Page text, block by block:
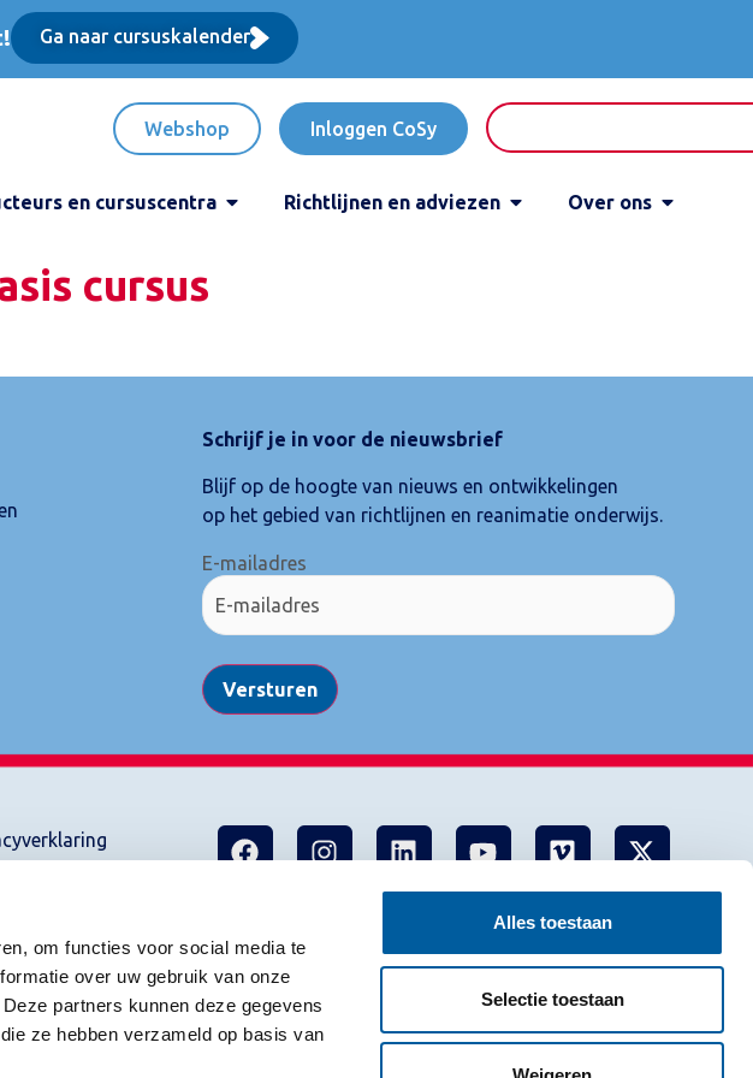
om functies voor social media te
over uw gebruik van onze
partners kunnen deze gegevens
ze hebben verzameld op basis van
Alles toestaan
Selectie toestaan
Ga naar cursuskalender
Webshop Inloggen CoSy
en cursuscentra Richtlijnen en adviezen Over ons
cursus
Schrijf je in voor de nieuwsbrief
Blijf op de hoogte van nieuws en ontwikkelingen
op het gebied van richtlijnen en reanimatie onderwijs.
E-mailadres
Versturen